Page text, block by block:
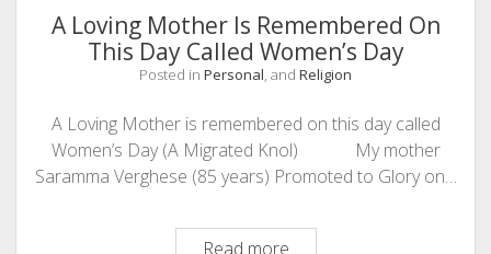
A Loving Mother Is Remembered On
This Day Called Women’s Day
Posted in Personal, and Religion
A Loving Mother is remembered on this day called
Women’s Day (A Migrated Knol) My mother
Saramma Verghese (85 years) Promoted to Glory on…
Read moreA